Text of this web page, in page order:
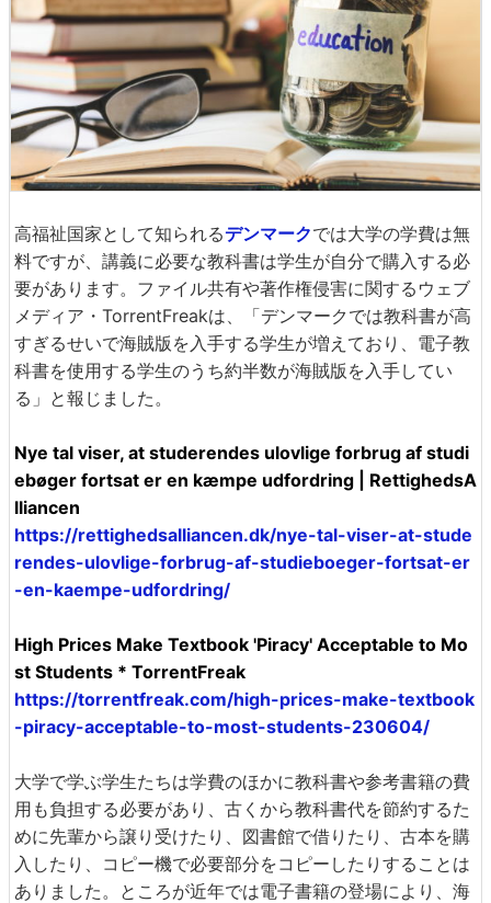
高福祉国家として知られるデンマークでは大学の学費は無
料ですが、講義に必要な教科書は学生が自分で購入する必
要があります。ファイル共有や著作権侵害に関するウェブ
メディア・TorrentFreakは、「デンマークでは教科書が高
すぎるせいで海賊版を入手する学生が増えており、電子教
科書を使用する学生のうち約半数が海賊版を入手してい
る」と報じました。
Nye tal viser, at studerendes ulovlige forbrug af studi
ebøger fortsat er en kæmpe udfordring | RettighedsA
lliancen
https://rettighedsalliancen.dk/nye-tal-viser-at-stude
rendes-ulovlige-forbrug-af-studieboeger-fortsat-er
-en-kaempe-udfordring/
High Prices Make Textbook 'Piracy' Acceptable to Mo
st Students * TorrentFreak
https://torrentfreak.com/high-prices-make-textbook
-piracy-acceptable-to-most-students-230604/
大学で学ぶ学生たちは学費のほかに教科書や参考書籍の費
用も負担する必要があり、古くから教科書代を節約するた
めに先輩から譲り受けたり、図書館で借りたり、古本を購
入したり、コピー機で必要部分をコピーしたりすることは
ありました。ところが近年では電子書籍の登場により、海